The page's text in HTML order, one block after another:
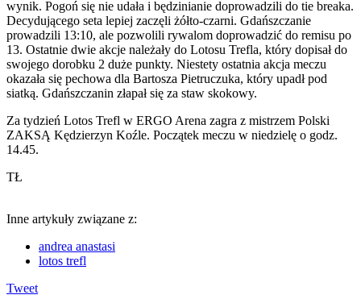
wynik. Pogoń się nie udała i będzinianie doprowadzili do tie breaka.
Decydującego seta lepiej zaczęli żółto-czarni. Gdańszczanie
prowadzili 13:10, ale pozwolili rywalom doprowadzić do remisu po
13. Ostatnie dwie akcje należały do Lotosu Trefla, który dopisał do
swojego dorobku 2 duże punkty. Niestety ostatnia akcja meczu
okazała się pechowa dla Bartosza Pietruczuka, który upadł pod
siatką. Gdańszczanin złapał się za staw skokowy.
Za tydzień Lotos Trefl w ERGO Arena zagra z mistrzem Polski
ZAKSĄ Kędzierzyn Koźle. Początek meczu w niedzielę o godz.
14.45.
TŁ
Inne artykuły związane z:
andrea anastasi
lotos trefl
Tweet